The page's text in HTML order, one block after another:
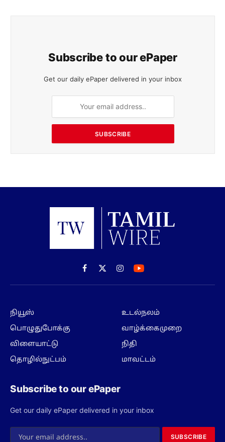
Subscribe to our ePaper
Get our daily ePaper delivered in your inbox
SUBSCRIBE
Facebook
X
(Twitter)
Instagram
நியூஸ்
பொழுதுபோக்கு
விளையாட்டு
தொழில்நுட்பம்
உடல்நலம்
வாழ்க்கைமுறை
நிதி
மாவட்டம்
Subscribe to our ePaper
Get our daily ePaper delivered in your inbox
SUBSCRIBE